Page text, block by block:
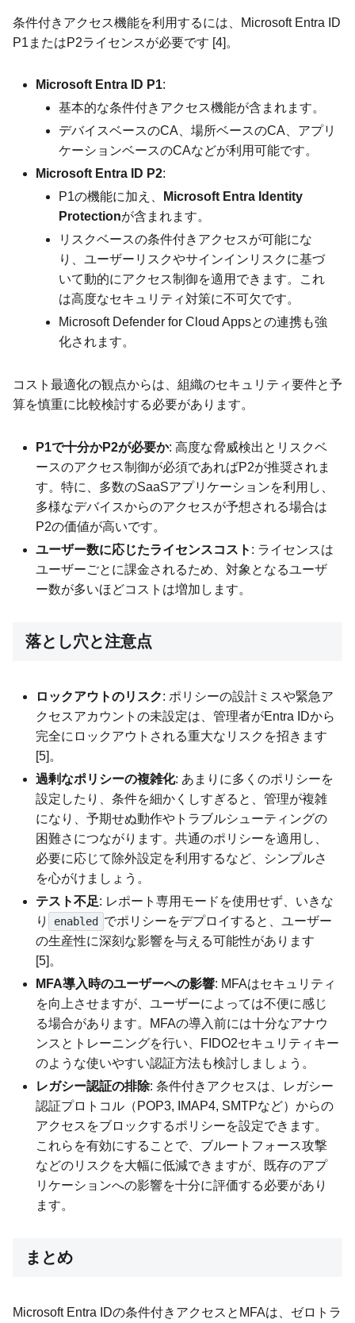
条件付きアクセス機能を利用するには、Microsoft Entra ID
P1またはP2ライセンスが必要です [4]。
Microsoft Entra ID P1:
基本的な条件付きアクセス機能が含まれます。
デバイスベースのCA、場所ベースのCA、アプリ
ケーションベースのCAなどが利用可能です。
Microsoft Entra ID P2:
P1の機能に加え、
Microsoft Entra Identity
Protectionが含まれます。
リスクベースの条件付きアクセスが可能にな
り、ユーザーリスクやサインインリスクに基づ
いて動的にアクセス制御を適用できます。これ
は高度なセキュリティ対策に不可欠です。
Microsoft Defender for Cloud Appsとの連携も強
化されます。
コスト最適化の観点からは、組織のセキュリティ要件と予
算を慎重に比較検討する必要があります。
P1で十分かP2が必要か: 高度な脅威検出とリスクベ
ースのアクセス制御が必須であればP2が推奨されま
す。特に、多数のSaaSアプリケーションを利用し、
多様なデバイスからのアクセスが予想される場合は
P2の価値が高いです。
ユーザー数に応じたライセンスコスト : ライセンスは
ユーザーごとに課金されるため、対象となるユーザ
ー数が多いほどコストは増加します。
落とし穴と注意点
ロックアウトのリスク: ポリシーの設計ミスや緊急ア
クセスアカウントの未設定は、管理者がEntra IDから
完全にロックアウトされる重大なリスクを招きます
[5]。
過剰なポリシーの複雑化: あまりに多くのポリシーを
設定したり、条件を細かくしすぎると、管理が複雑
になり、予期せぬ動作やトラブルシューティングの
困難さにつながります。共通のポリシーを適用し、
必要に応じて除外設定を利用するなど、シンプルさ
を心がけましょう。
テスト不足: レポート専用モードを使用せず、いきな
り
enabled
でポリシーをデプロイすると、ユーザー
の生産性に深刻な影響を与える可能性があります
[5]。
MFA導入時のユーザーへの影響: MFAはセキュリティ
を向上させますが、ユーザーによっては不便に感じ
る場合があります。MFAの導入前には十分なアナウ
ンスとトレーニングを行い、FIDO2セキュリティキー
のような使いやすい認証方法も検討しましょう。
レガシー認証の排除: 条件付きアクセスは、レガシー
認証プロトコル（POP3, IMAP4, SMTPなど）からの
アクセスをブロックするポリシーを設定できます。
これらを有効にすることで、ブルートフォース攻撃
などのリスクを大幅に低減できますが、既存のアプ
リケーションへの影響を十分に評価する必要があり
ます。
まとめ
Microsoft Entra IDの条件付きアクセスとMFAは、ゼロトラ